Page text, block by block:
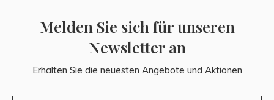
Melden Sie sich für unseren
Newsletter an
Erhalten Sie die neuesten Angebote und Aktionen